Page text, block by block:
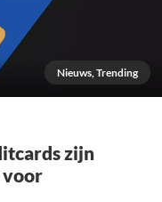
Nieuws, Trending
zijn
voor